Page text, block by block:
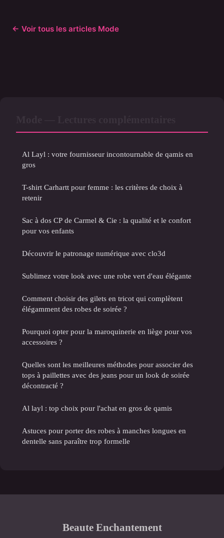
← Voir tous les articles Mode
Al Layl : votre fournisseur incontournable de qamis en
gros
T-shirt Carhartt pour femme : les critères de choix à
retenir
Sac à dos CP de Carmel & Cie : la qualité et le confort
pour vos enfants
Découvrir le patronage numérique avec clo3d
Sublimez votre look avec une robe vert d'eau élégante
Comment choisir des gilets en tricot qui complètent
élégamment des robes de soirée ?
Pourquoi opter pour la maroquinerie en liège pour vos
accessoires ?
Quelles sont les meilleures méthodes pour associer des
tops à paillettes avec des jeans pour un look de soirée
décontracté ?
Al layl : top choix pour l'achat en gros de qamis
Astuces pour porter des robes à manches longues en
dentelle sans paraître trop formelle
Beaute Enchantement